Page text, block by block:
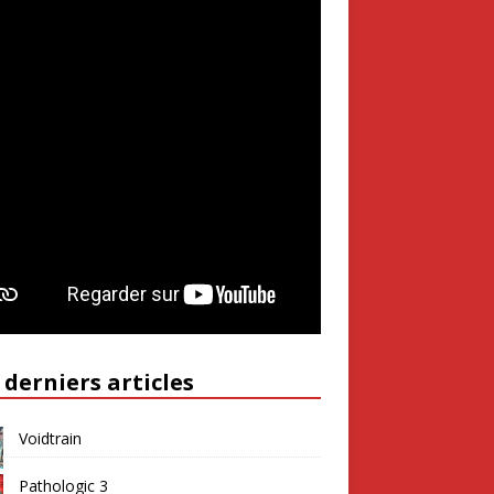
derniers articles
Voidtrain
Pathologic 3